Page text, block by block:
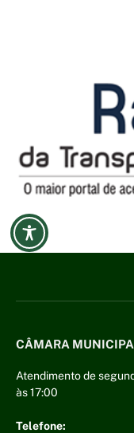
CÂMARA
Atendimento de
às 17:00
Telefone: